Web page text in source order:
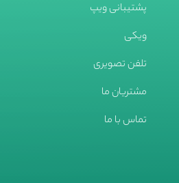
پشتیبانی ویپ
ویکی
تلفن تصویری
مشتریان ما
تماس با ما